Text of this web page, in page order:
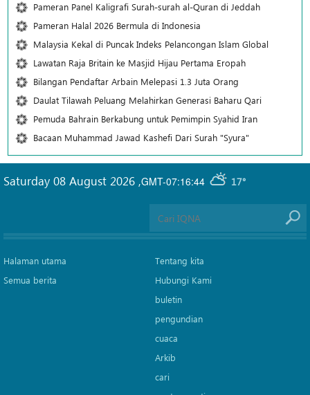
Pameran Panel Kaligrafi Surah-surah al-Quran di Jeddah
Pameran Halal 2026 Bermula di Indonesia
Malaysia Kekal di Puncak Indeks Pelancongan Islam Global
Lawatan Raja Britain ke Masjid Hijau Pertama Eropah
Bilangan Pendaftar Arbain Melepasi 1.3 Juta Orang
Daulat Tilawah Peluang Melahirkan Generasi Baharu Qari
Pemuda Bahrain Berkabung untuk Pemimpin Syahid Iran
Bacaan Muhammad Jawad Kashefi Dari Surah "Syura"
GMT-07:16:44 17°
Saturday 08 August 2026 ,
Halaman utama
Semua berita
Tentang kita
Hubungi Kami
buletin
pengundian
cuaca
Arkib
cari